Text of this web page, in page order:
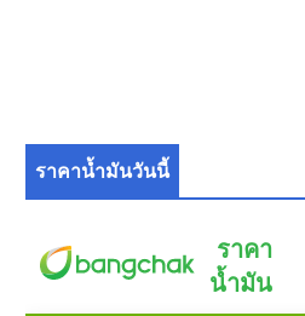
ราคาน้ำมันวันนี้